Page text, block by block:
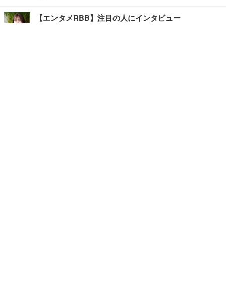
【エンタメRBB】注目の人にインタビュー